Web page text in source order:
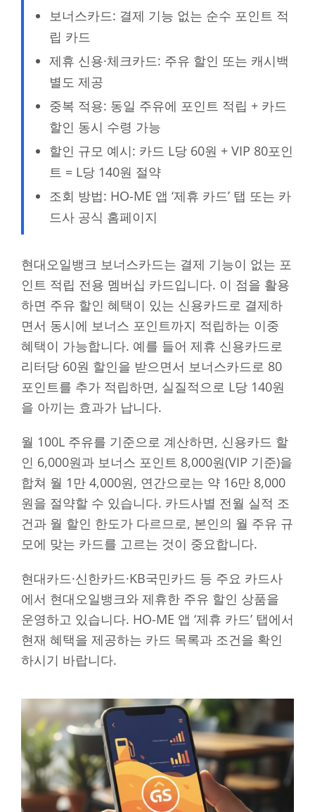
보너스카드: 결제 기능 없는 순수 포인트 적
립 카드
제휴 신용·체크카드: 주유 할인 또는 캐시백
별도 제공
중복 적용: 동일 주유에 포인트 적립 + 카드
할인 동시 수령 가능
할인 규모 예시: 카드 L당 60원 + VIP 80포인
트 = L당 140원 절약
조회 방법: HO-ME 앱 ‘제휴 카드’ 탭 또는 카
드사 공식 홈페이지
현대오일뱅크 보너스카드는 결제 기능이 없는 포
인트 적립 전용 멤버십 카드입니다. 이 점을 활용
하면 주유 할인 혜택이 있는 신용카드로 결제하
면서 동시에 보너스 포인트까지 적립하는 이중
혜택이 가능합니다. 예를 들어 제휴 신용카드로
리터당 60원 할인을 받으면서 보너스카드로 80
포인트를 추가 적립하면, 실질적으로 L당 140원
을 아끼는 효과가 납니다.
월 100L 주유를 기준으로 계산하면, 신용카드 할
인 6,000원과 보너스 포인트 8,000원(VIP 기준)을
합쳐 월 1만 4,000원, 연간으로는 약 16만 8,000
원을 절약할 수 있습니다. 카드사별 전월 실적 조
건과 월 할인 한도가 다르므로, 본인의 월 주유 규
모에 맞는 카드를 고르는 것이 중요합니다.
현대카드·신한카드·KB국민카드 등 주요 카드사
에서 현대오일뱅크와 제휴한 주유 할인 상품을
운영하고 있습니다. HO-ME 앱 ‘제휴 카드’ 탭에서
현재 혜택을 제공하는 카드 목록과 조건을 확인
하시기 바랍니다.